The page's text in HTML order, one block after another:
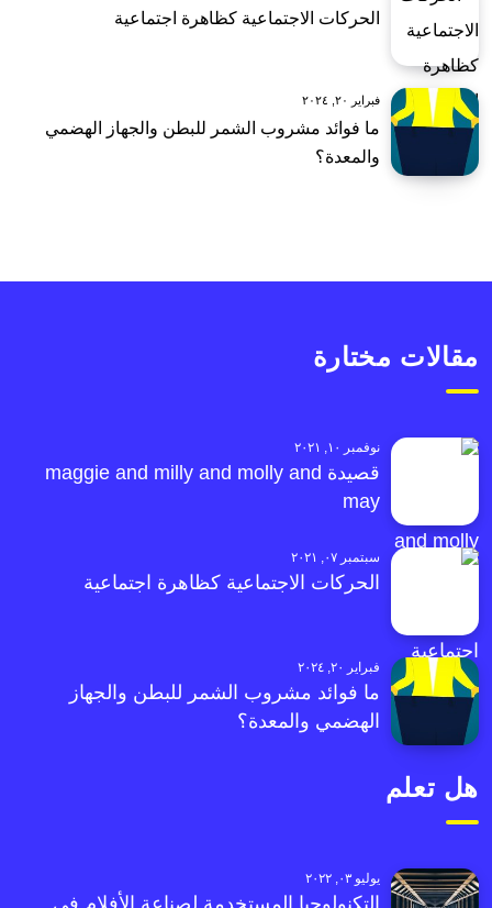
الحركات الاجتماعية كظاهرة اجتماعية
فبراير ٢٠, ٢٠٢٤
ما فوائد مشروب الشمر للبطن والجهاز الهضمي
والمعدة؟
مقالات مختارة
نوفمبر ١٠, ٢٠٢١
قصيدة maggie and milly and molly and
may
سبتمبر ٠٧, ٢٠٢١
الحركات الاجتماعية كظاهرة اجتماعية
فبراير ٢٠, ٢٠٢٤
ما فوائد مشروب الشمر للبطن والجهاز
الهضمي والمعدة؟
هل تعلم
يوليو ٠٣, ٢٠٢٢
التكنولوجيا المستخدمة لصناعة الأفلام في